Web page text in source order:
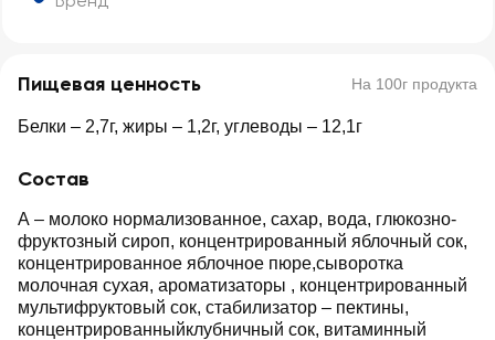
Пищевая ценность На 100г продукта
Белки – 2,7г, жиры – 1,2г, углеводы – 12,1г
Состав
А – молоко нормализованное, сахар, вода, глюкозно-
фруктозный сироп, концентрированный яблочный сок,
концентрированное яблочное пюре,сыворотка
молочная cухая, ароматизаторы , концентрированный
мультифруктовый сок, стабилизатор – пектины,
концентрированныйклубничный сок, витаминный